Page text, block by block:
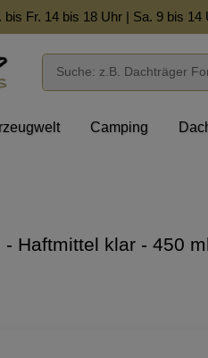
Fr. 14 bis 18 Uhr | Sa. 9 bis 14
Camping
Haftmittel klar - 450